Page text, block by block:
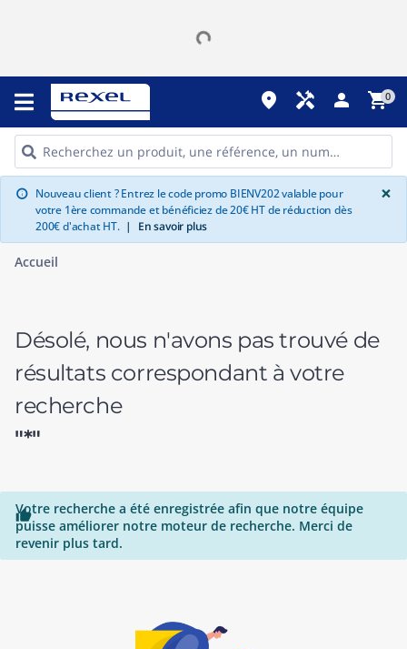
place handyman person shopping_cart0
info Nouveau client ? Entrez le code promo BIENV202 valable pour
votre 1ère commande et bénéficiez de 20€ HT de réduction dès
200€ d'achat HT. | En savoir plus
×
Accueil
Désolé, nous n'avons pas trouvé de
résultats correspondant à votre
recherche
"*"

Votre recherche a été enregistrée afin que notre équipe
puisse améliorer notre moteur de recherche. Merci de
revenir plus tard.